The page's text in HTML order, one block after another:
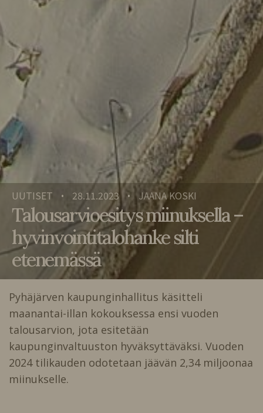
UUTISET • 28.11.2023 • JAANA KOSKI
Talousarvioesitys miinuksella –
hyvinvointitalohanke silti
etenemässä
Pyhäjärven kaupunginhallitus käsitteli
maanantai-illan kokouksessa ensi vuoden
talousarvion, jota esitetään
kaupunginvaltuuston hyväksyttäväksi. Vuoden
2024 tilikauden odotetaan jäävän 2,34 miljoonaa
miinukselle.